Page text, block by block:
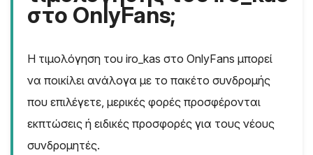
στο OnlyFans;
Η τιμολόγηση του iro_kas στο OnlyFans μπορεί
να ποικίλει ανάλογα με το πακέτο συνδρομής
που επιλέγετε, μερικές φορές προσφέρονται
εκπτώσεις ή ειδικές προσφορές για τους νέους
συνδρομητές.